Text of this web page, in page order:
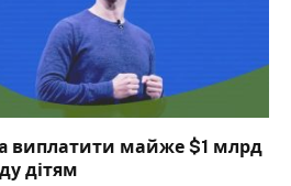
виплатити майже $1 млрд
дітям